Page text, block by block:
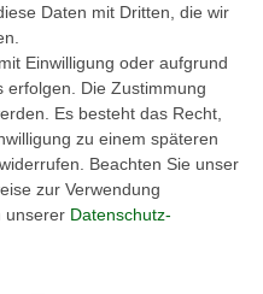
Daten mit Dritten, die wir
Einwilligung oder aufgrund
erfolgen. Die Zustimmung
Es besteht das Recht,
zu einem späteren
Beachten Sie unser
zur Verwendung
unserer Daten­schutz­